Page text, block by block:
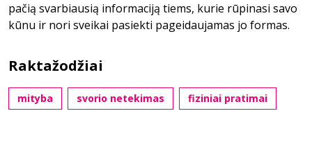
pačią svarbiausią informaciją tiems, kurie rūpinasi savo
kūnu ir nori sveikai pasiekti pageidaujamas jo formas.
Raktažodžiai
mityba svorio netekimas fiziniai pratimai